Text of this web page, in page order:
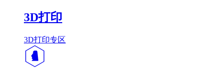
3D打印
3D打印专区